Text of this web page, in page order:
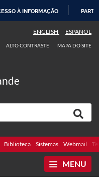
À INFORMAÇÃO
ENGLISH ESPAÑOL
ALTO CONTRASTE MAPA DO SITE
Biblioteca Sistemas Webmail
MENU